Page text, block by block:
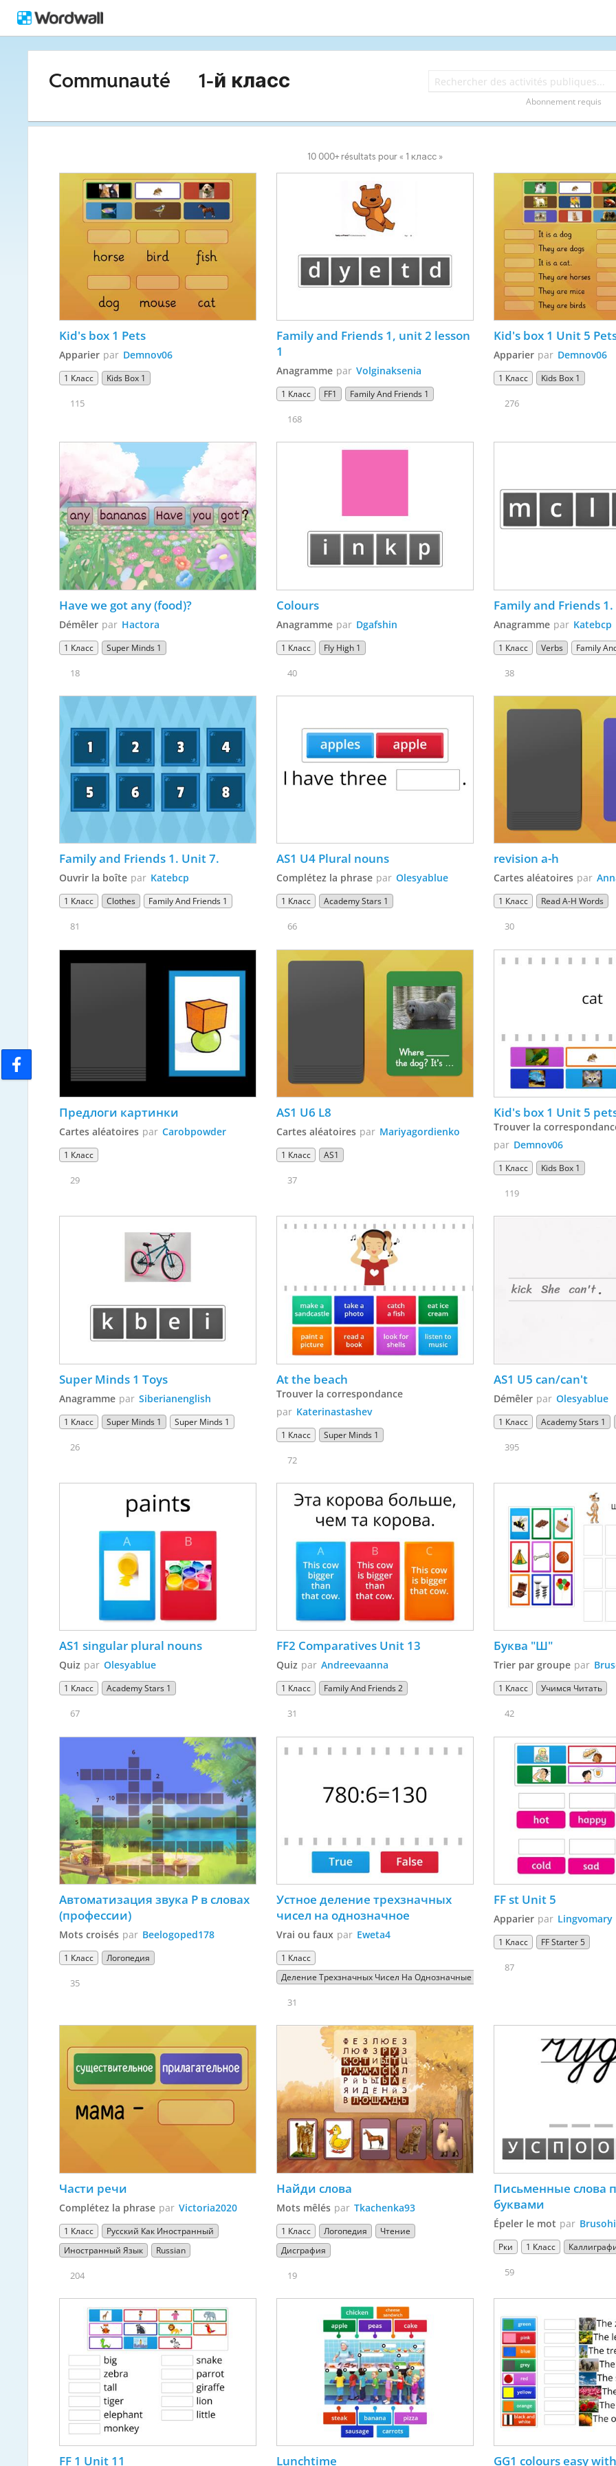
Communauté 1-й класс
Abonnement requis
10 000+ résultats pour « 1 класс »
Kid's box 1 Pets
Apparier par Demnov06
1 Класс Kids Box 1
115
Family and Friends 1, unit 2 lesson
1
Anagramme par Volginaksenia
1 Класс FF1 Family And Friends 1
168
Kid's box 1 Unit 5
Apparier par Demnov06
1 Класс Kids Box 1
276
Have we got any (food)?
Démêler par Hactora
1 Класс Super Minds 1
18
Colours
Anagramme par Dgafshin
1 Класс Fly High 1
40
Family and Friends
Anagramme par Katebcp
1 Класс Verbs Family
38
Family and Friends 1. Unit 7.
Ouvrir la boîte par Katebcp
1 Класс Clothes Family And Friends 1
81
AS1 U4 Plural nouns
Complétez la phrase par Olesyablue
1 Класс Academy Stars 1
66
revision a-h
Cartes aléatoires par
1 Класс Read A-H Words
30
Предлоги картинки
Cartes aléatoires par Carobpowder
1 Класс
29
AS1 U6 L8
Cartes aléatoires par Mariyagordienko
1 Класс AS1
37
Kid's box 1 Unit 5
Trouver la
par Demnov06
1 Класс Kids Box 1
119
Super Minds 1 Toys
Anagramme par Siberianenglish
1 Класс Super Minds 1 Super Minds 1
26
At the beach
Trouver la correspondance
par Katerinastashev
1 Класс Super Minds 1
72
AS1 U5 can/can't
Démêler par Olesyablue
1 Класс Academy Stars 1
395
AS1 singular plural nouns
Quiz par Olesyablue
1 Класс Academy Stars 1
67
FF2 Comparatives Unit 13
Quiz par Andreevaanna
1 Класс Family And Friends 2
31
Буква "Ш"
Trier par groupe par
1 Класс Учимся Читать
42
Автоматизация звука Р в словах
(профессии)
Mots croisés par Beelogoped178
1 Класс Логопедия
35
Устное деление трехзначных
Vrai ou faux par Eweta4
1 Класс
Деление Трехзначных Чисел На Однозначные
31
FF st Unit 5
Apparier par Lingvomary
1 Класс FF Starter 5
87
Части речи
Complétez la phrase par Victoria2020
1 Класс
Русский Как Иностранный
Иностранный Язык
Russian
204
Найди слова
Mots mêlés par Tkachenka93
1 Класс Логопедия
Чтение
Дисграфия
19
Письменные слова
буквами
Épeler le mot par
Рки 1 Класс
59
FF 1 Unit 11 Lunchtime GG1 colours easy